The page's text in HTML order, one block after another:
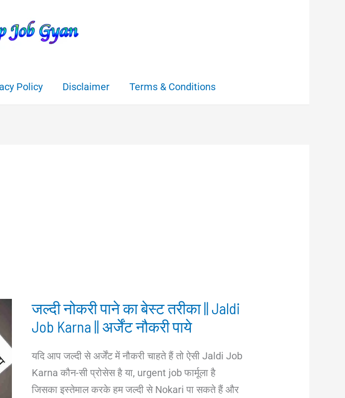
Policy Disclaimer Terms & Conditions
जल्दी नोकरी पाने का बेस्ट तरीका || Jaldi
Job Karna || अर्जेंट नौकरी पाये
यदि आप जल्दी से अर्जेंट में नौकरी चाहते हैं तो ऐसी Jaldi Job
Karna कौन-सी प्रोसेस है या, urgent job फार्मूला है
जिसका इस्तेमाल करके हम जल्दी से Nokari पा सकते हैं और